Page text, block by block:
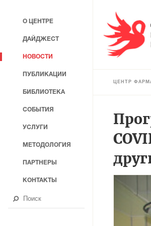
ЦЕНТР
О ЦЕНТРЕ
ДАЙДЖЕСТ
НОВОСТИ
ПУБЛИКАЦИИ
БИБЛИОТЕКА
СОБЫТИЯ
УСЛУГИ
МЕТОДОЛОГИЯ
ПАРТНЕРЫ
КОНТАКТЫ